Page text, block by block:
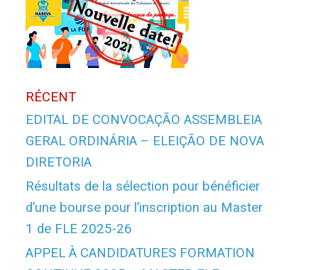
RÉCENT
EDITAL DE CONVOCAÇÃO ASSEMBLEIA
GERAL ORDINÁRIA – ELEIÇÃO DE NOVA
DIRETORIA
Résultats de la sélection pour bénéficier
d’une bourse pour l’inscription au Master
1 de FLE 2025-26
APPEL À CANDIDATURES FORMATION